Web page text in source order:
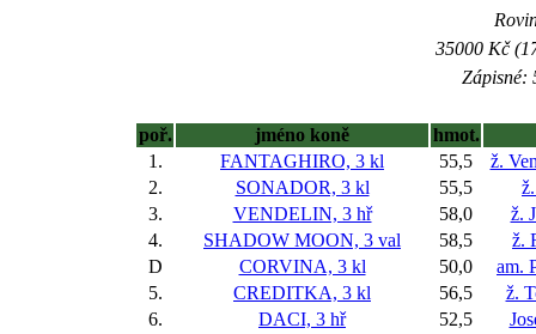
35000 Kč
Zápisné:
poř. jméno koně
hmot.
1.
FANTAGHIRO, 3 kl 55,5
ž.
2.
SONADOR, 3 kl 55,5
3.
VENDELIN, 3 hř 58,0
ž.
4.
SHADOW MOON, 3 val 58,5
ž.
D
CORVINA, 3 kl 50,0
am.
5.
CREDITKA, 3 kl 56,5
ž.
6.
DACI, 3 hř 52,5